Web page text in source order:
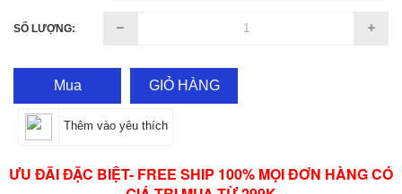
SỐ LƯỢNG:
Mua GIỎ HÀNG
Thêm vào yêu thích
ƯU ĐÃI ĐẶC BIỆT- FREE SHIP 100% MỌI ĐƠN HÀNG CÓ